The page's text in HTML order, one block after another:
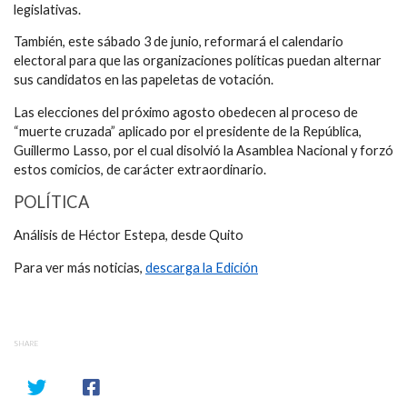
legislativas.
También, este sábado 3 de junio, reformará el calendario
electoral para que las organizaciones políticas puedan alternar
sus candidatos en las papeletas de votación.
Las elecciones del próximo agosto obedecen al proceso de
“muerte cruzada” aplicado por el presidente de la República,
Guillermo Lasso, por el cual disolvió la Asamblea Nacional y forzó
estos comicios, de carácter extraordinario.
POLÍTICA
Análisis de Héctor Estepa, desde Quito
Para ver más noticias, descarga la Edición
SHARE